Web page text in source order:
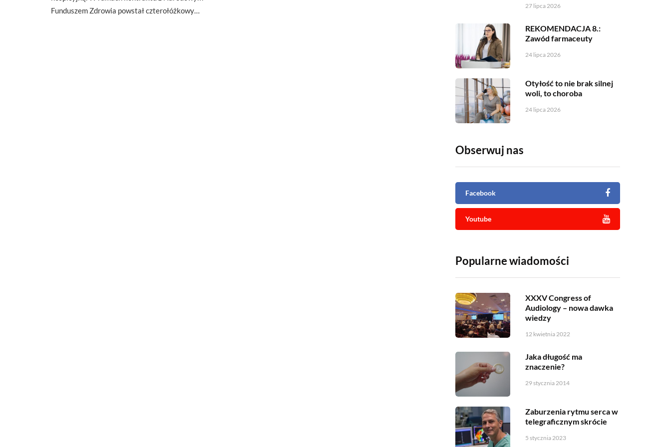
Funduszem Zdrowia powstał czterołóżkowy…
27 lipca 2026
REKOMENDACJA 8.:
Zawód farmaceuty
24 lipca 2026
Otyłość to nie brak silnej
woli, to choroba
24 lipca 2026
Obserwuj nas
Facebook
Youtube
Popularne wiadomości
XXXV Congress of
Audiology – nowa dawka
wiedzy
12 kwietnia 2022
Jaka długość ma
znaczenie?
29 stycznia 2014
Zaburzenia rytmu serca w
telegraficznym skrócie
5 stycznia 2023